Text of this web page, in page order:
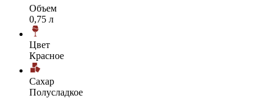
Объем
0,75 л
Цвет
Красное
Сахар
Полусладкое